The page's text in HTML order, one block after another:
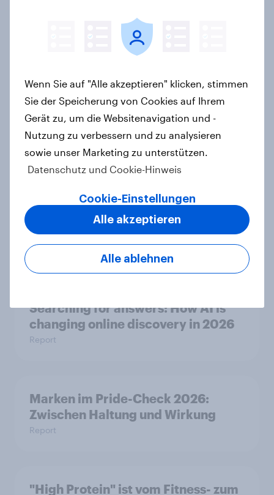
Klassische Bäckereien werden
bevorzugt, gekauft wird dennoch
häufiger bei SB-Backstationen
zweite Käufer würde bei
Preisaufschlägen zurückhaltender
werden
Artikel
Searching for answers: How AI is
changing online discovery in 2026
Report
Marken im Pride-Check 2026:
Zwischen Haltung und Wirkung
Report
"High Protein" ist vom Fitness- zum
Wenn Sie auf "Alle akzeptieren" klicken, stimmen
Sie der Speicherung von Cookies auf Ihrem
Gerät zu, um die Websitenavigation und -
Nutzung zu verbessern und zu analysieren
sowie unser Marketing zu unterstützen.
Datenschutz und Cookie-Hinweis
Cookie-Einstellungen
Alle ablehnen
Alle akzeptieren